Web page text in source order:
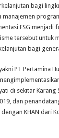
bagi
ESG menjadi
tersebut untuk
bagi
PT Pertamina
di sekitar Karang
dan
dengan KHAN dari